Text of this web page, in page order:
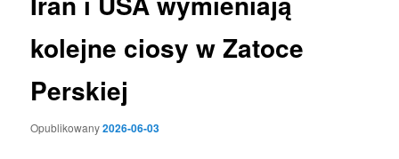
kolejne ciosy w Zatoce
Perskiej
Opublikowany2026-06-03